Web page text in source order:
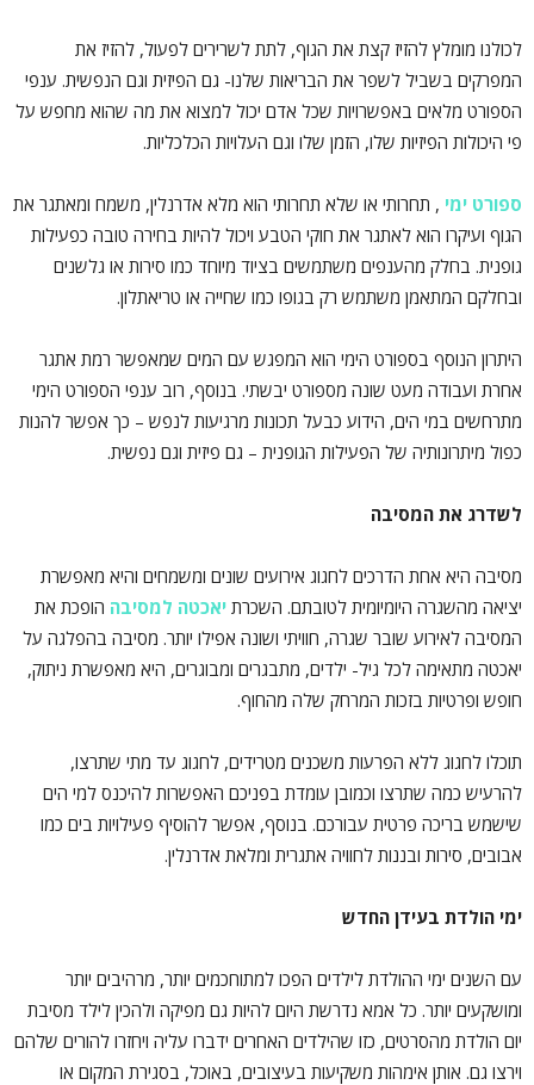
לכולנו מומלץ להזיז קצת את הגוף, לתת לשרירים לפעול, להזיז את
המפרקים בשביל לשפר את הבריאות שלנו- גם הפיזית וגם הנפשית. ענפי
הספורט מלאים באפשרויות שכל אדם יכול למצוא את מה שהוא מחפש על
פי היכולות הפיזיות שלו, הזמן שלו וגם העלויות הכלכליות.
ספורט ימי , תחרותי או שלא תחרותי הוא מלא אדרנלין, משמח ומאתגר את
הגוף ועיקרו הוא לאתגר את חוקי הטבע ויכול להיות בחירה טובה כפעילות
גופנית. בחלק מהענפים משתמשים בציוד מיוחד כמו סירות או גלשנים
ובחלקם המתאמן משתמש רק בגופו כמו שחייה או טריאתלון.
היתרון הנוסף בספורט הימי הוא המפגש עם המים שמאפשר רמת אתגר
אחרת ועבודה מעט שונה מספורט יבשתי. בנוסף, רוב ענפי הספורט הימי
מתרחשים במי הים, הידוע כבעל תכונות מרגיעות לנפש – כך אפשר להנות
כפול מיתרונותיה של הפעילות הגופנית – גם פיזית וגם נפשית.
לשדרג את המסיבה
מסיבה היא אחת הדרכים לחגוג אירועים שונים ומשמחים והיא מאפשרת
יציאה מהשגרה היומיומית לטובתם. השכרת יאכטה למסיבה הופכת את
המסיבה לאירוע שובר שגרה, חוויתי ושונה אפילו יותר. מסיבה בהפלגה על
יאכטה מתאימה לכל גיל- ילדים, מתבגרים ומבוגרים, היא מאפשרת ניתוק,
חופש ופרטיות בזכות המרחק שלה מהחוף.
תוכלו לחגוג ללא הפרעות משכנים מטרידים, לחגוג עד מתי שתרצו,
להרעיש כמה שתרצו וכמובן עומדת בפניכם האפשרות להיכנס למי הים
שישמש בריכה פרטית עבורכם. בנוסף, אפשר להוסיף פעילויות בים כמו
אבובים, סירות ובננות לחוויה אתגרית ומלאת אדרנלין.
ימי הולדת בעידן החדש
עם השנים ימי ההולדת לילדים הפכו למתוחכמים יותר, מרהיבים יותר
ומושקעים יותר. כל אמא נדרשת היום להיות גם מפיקה ולהכין לילד מסיבת
יום הולדת מהסרטים, כזו שהילדים האחרים ידברו עליה ויחזרו להורים שלהם
וירצו גם. אותן אימהות משקיעות בעיצובים, באוכל, בסגירת המקום או